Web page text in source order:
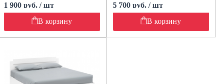
1 900 руб. / шт
В корзину
5 700 руб. / шт
В корзину